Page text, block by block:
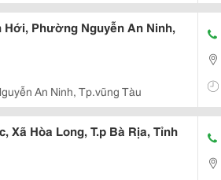
Hới, Phường Nguyễn An Ninh,
An Ninh, Tp.vũng Tàu
Xã Hòa Long, T.p Bà Rịa, Tỉnh